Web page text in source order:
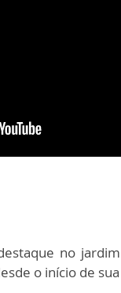
no
o início de